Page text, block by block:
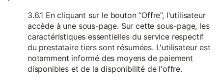
3.6.1 En cliquant sur le bouton “Offre”, l'utilisateur
accède à une sous-page. Sur cette sous-page, les
caractéristiques essentielles du service respectif
du prestataire tiers sont résumées. L'utilisateur est
notamment informé des moyens de paiement
disponibles et de la disponibilité de l'offre.